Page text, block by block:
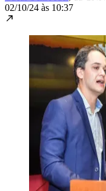
02/10/24 às 10:37